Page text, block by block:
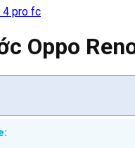
Oppo